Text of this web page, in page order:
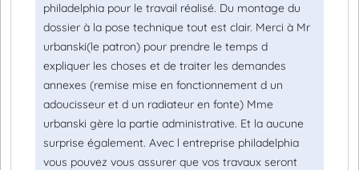
philadelphia pour le travail réalisé. Du montage du
dossier à la pose technique tout est clair. Merci à Mr
urbanski(le patron) pour prendre le temps d
expliquer les choses et de traiter les demandes
annexes (remise mise en fonctionnement d un
adoucisseur et d un radiateur en fonte) Mme
urbanski gère la partie administrative. Et la aucune
surprise également. Avec l entreprise philadelphia
vous pouvez vous assurer que vos travaux seront